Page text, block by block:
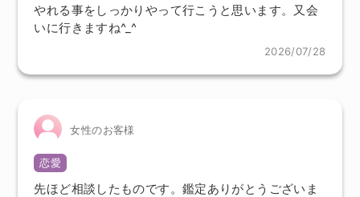
やれる事をしっかりやって行こうと思います。又会
いに行きますね^_^
2026/07/28
女性のお客様
恋愛
先ほど相談したものです。鑑定ありがとうございま